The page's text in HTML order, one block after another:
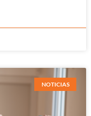
NOTICIAS